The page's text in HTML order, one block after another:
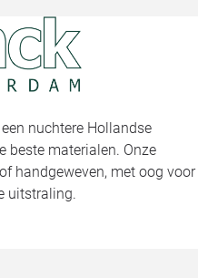
nuchtere Hollandse
beste materialen. Onze
handgeweven, met oog voor
uitstraling.